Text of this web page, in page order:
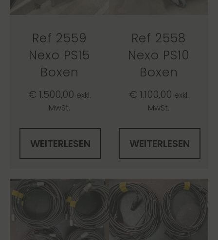
Ref 2559
Nexo PS15
Boxen
€ 1.500,00 exkl.
MwSt.
WEITERLESEN
Ref 2558
Nexo PS10
Boxen
€ 1.100,00 exkl.
MwSt.
WEITERLESEN